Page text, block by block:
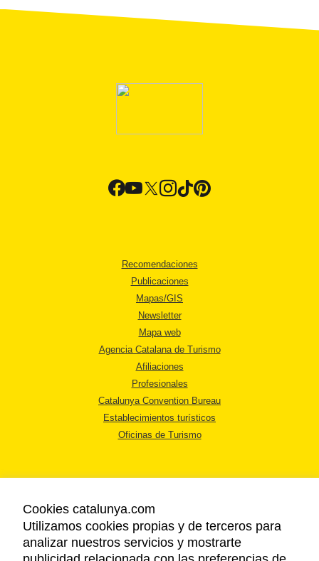
Recomendaciones
Publicaciones
Mapas/GIS
Newsletter
Mapa web
Agencia Catalana de Turismo
Afiliaciones
Profesionales
Catalunya Convention Bureau
Establecimientos turísticos
Oficinas de Turismo
AVISO LEGAL
POLÍTICA DE PRIVACIDAD
Cookies catalunya.com
Utilizamos cookies propias y de terceros para
analizar nuestros servicios y mostrarte